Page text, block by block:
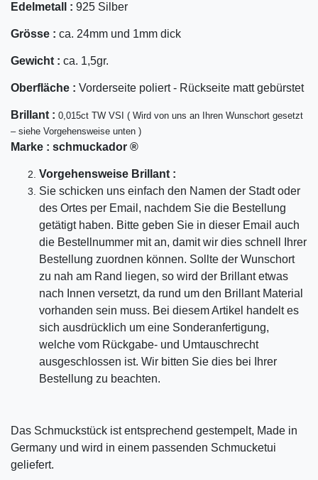
Edelmetall : 925 Silber
Grösse : ca. 24mm und 1mm dick
Gewicht : ca. 1,5gr.
Oberfläche : Vorderseite poliert - Rückseite matt gebürstet
Bril lant : 0,015ct TW VSI ( Wird von uns an Ihren Wunschort gesetzt
– siehe Vorgehensweise unten )
Marke : schmuckador ®
Vorgehensweise Brillant :
Sie schicken uns einfach den Namen der Stadt oder
des Ortes per Email, nachdem Sie die Bestellung
getätigt haben. Bitte geben Sie in dieser Email auch
die Bestellnummer mit an, damit wir dies schnell Ihrer
Bestellung zuordnen können. Sollte der Wunschort
zu nah am Rand liegen, so wird der Brillant etwas
nach Innen versetzt, da rund um den Brillant Material
vorhanden sein muss. Bei diesem Artikel handelt es
sich ausdrücklich um eine Sonderanfertigung,
welche vom Rückgabe- und Umtauschrecht
ausgeschlossen ist. Wir bitten Sie dies bei Ihrer
Bestellung zu beachten.
Das Schmuckstück ist entsprechend gestempelt, Made in
Germany und wird in einem passenden Schmucketui
geliefert.